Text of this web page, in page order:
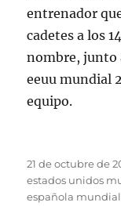
entrenador
cadetes a los
nombre, junto
eeuu mundial
equipo.
Publicado
el
21 de octubre de
estados unidos
española